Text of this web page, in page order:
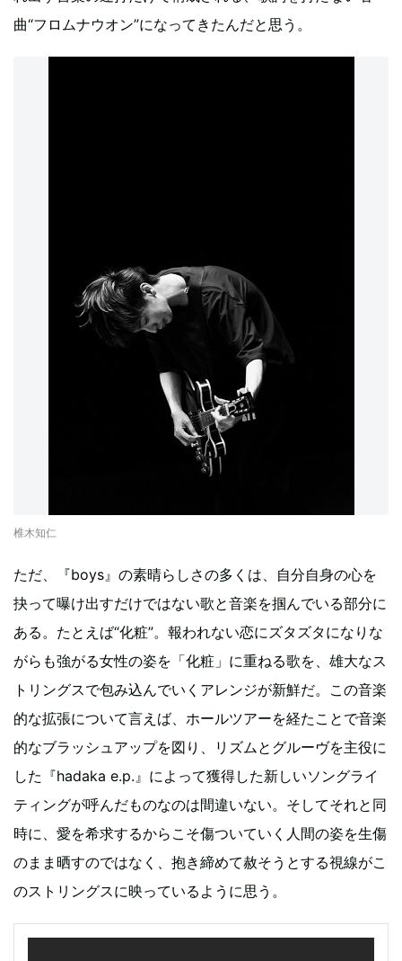
曲“フロムナウオン”になってきたんだと思う。
椎木知仁
ただ、『boys』の素晴らしさの多くは、自分自身の心を
抉って曝け出すだけではない歌と音楽を掴んでいる部分に
ある。たとえば“化粧”。報われない恋にズタズタになりな
がらも強がる女性の姿を「化粧」に重ねる歌を、雄大なス
トリングスで包み込んでいくアレンジが新鮮だ。この音楽
的な拡張について言えば、ホールツアーを経たことで音楽
的なブラッシュアップを図り、リズムとグルーヴを主役に
した『hadaka e.p.』によって獲得した新しいソングライ
ティングが呼んだものなのは間違いない。そしてそれと同
時に、愛を希求するからこそ傷ついていく人間の姿を生傷
のまま晒すのではなく、抱き締めて赦そうとする視線がこ
のストリングスに映っているように思う。